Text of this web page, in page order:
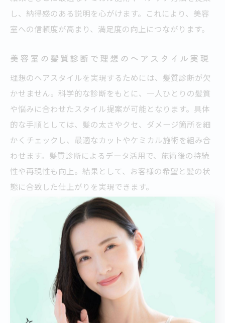
し、納得感のある説明を心がけます。これにより、美容
室への信頼度が高まり、満足度の向上につながります。
美容室の髪質診断で理想のヘアスタイル実現
理想のヘアスタイルを実現するためには、髪質診断が欠
かせません。科学的な診断をもとに、一人ひとりの髪質
や悩みに合わせたスタイル提案が可能となります。具体
的な手順としては、髪の太さやクセ、ダメージ箇所を細
かくチェックし、最適なカットやケミカル施術を組み合
わせます。髪質診断によるデータ活用で、施術後の持続
性や再現性も向上。結果として、お客様の希望と髪の状
態に合致した仕上がりを実現できます。
札幌のカット上手い美容室が使う分析テクニ
札幌市中央区でカットが上手いと評判の美容室は、独自
の分析テクニックを導入しています。具体的には、髪の
成長サイクルやクセの出方、毛流れなどを詳細に観察
し、サイエンスに基づいたカット方法を採用。代表的な
手法としては、髪質データの蓄積と分析により、再現性